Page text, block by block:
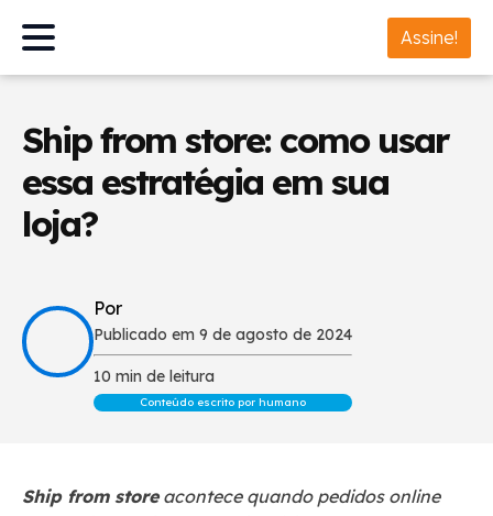
Assine!
Ship from store: como usar
essa estratégia em sua
loja?
Por
Publicado em 9 de agosto de 2024
10 min de leitura
Conteúdo escrito por humano
Ship from storeacontece quando pedidos online